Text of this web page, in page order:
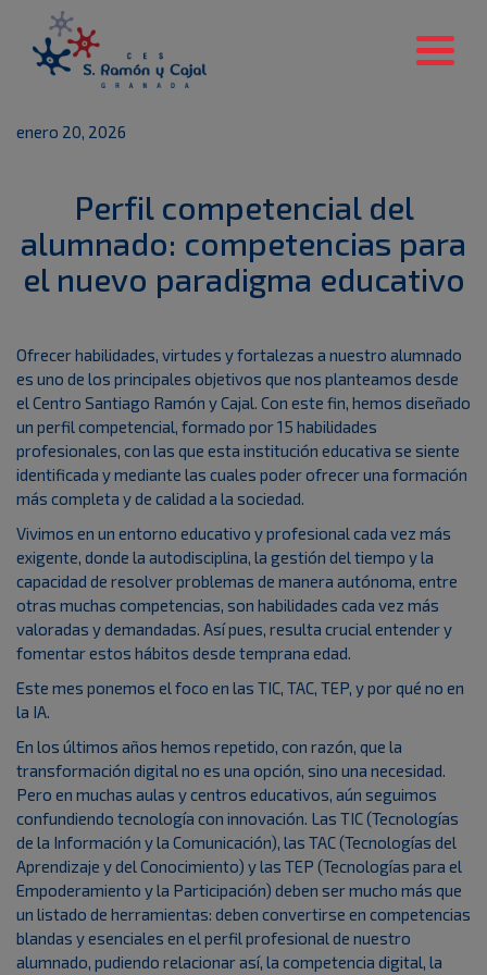
enero 20, 2026
Perfil competencial del
alumnado: competencias para
el nuevo paradigma educativo
Ofrecer habilidades, virtudes y fortalezas a nuestro alumnado
es uno de los principales objetivos que nos planteamos desde
el Centro Santiago Ramón y Cajal. Con este fin, hemos diseñado
un perfil competencial, formado por 15 habilidades
profesionales, con las que esta institución educativa se siente
identificada y mediante las cuales poder ofrecer una formación
más completa y de calidad a la sociedad.
Vivimos en un entorno educativo y profesional cada vez más
exigente, donde la autodisciplina, la gestión del tiempo y la
capacidad de resolver problemas de manera autónoma, entre
otras muchas competencias, son habilidades cada vez más
valoradas y demandadas. Así pues, resulta crucial entender y
fomentar estos hábitos desde temprana edad.
Este mes ponemos el foco en las TIC, TAC, TEP, y por qué no en
la IA.
En los últimos años hemos repetido, con razón, que la
transformación digital no es una opción, sino una necesidad.
Pero en muchas aulas y centros educativos, aún seguimos
confundiendo tecnología con innovación. Las TIC (Tecnologías
de la Información y la Comunicación), las TAC (Tecnologías del
Aprendizaje y del Conocimiento) y las TEP (Tecnologías para el
Empoderamiento y la Participación) deben ser mucho más que
un listado de herramientas: deben convertirse en competencias
blandas y esenciales en el perfil profesional de nuestro
alumnado, pudiendo relacionar así, la competencia digital, la